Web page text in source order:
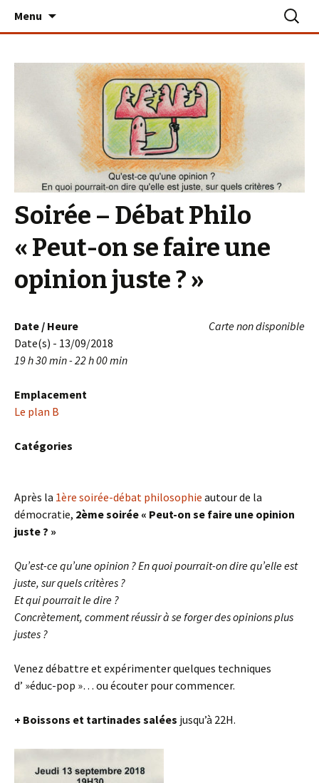
Le PLAN B – La Turballe
Menu
Soirée – Débat Philo
« Peut-on se faire une
opinion juste ? »
Carte non disponible
Date / Heure
Date(s) - 13/09/2018
19 h 30 min - 22 h 00 min
Emplacement
Le plan B
Catégories
Après la 1ère soirée-débat philosophie autour de la
démocratie, 2ème soirée « Peut-on se faire une opinion
juste ? »
Qu’est-ce qu’une opinion ? En quoi pourrait-on dire qu’elle est
juste, sur quels critères ?
Et qui pourrait le dire ?
Concrètement, comment réussir à se forger des opinions plus
justes ?
Venez débattre et expérimenter quelques techniques
d’ »éduc-pop »… ou écouter pour commencer.
+ Boissons et tartinades salées jusqu’à 22H.